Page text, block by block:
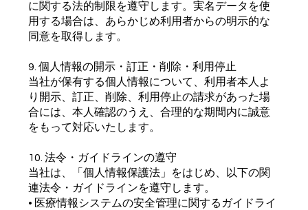
に関する法的制限を遵守します。実名データを使
用する場合は、あらかじめ利用者からの明示的な
同意を取得します。
9. 個人情報の開示・訂正・削除・利用停止
当社が保有する個人情報について、利用者本人よ
り開示、訂正、削除、利用停止の請求があった場
合には、本人確認のうえ、合理的な期間内に誠意
をもって対応いたします。
10. 法令・ガイドラインの遵守
当社は、「個人情報保護法」をはじめ、以下の関
連法令・ガイドラインを遵守します。
• 医療情報システムの安全管理に関するガイドライ